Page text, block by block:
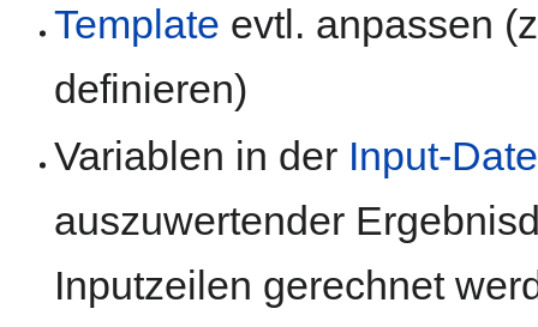
Template evtl. anpassen
definieren)
Variablen in der Input-
auszuwertender
Inputzeilen gerechnet